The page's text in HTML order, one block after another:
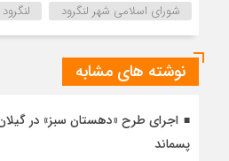
شورای اسلامی شهر لنگرود
لنگرود
نوشته های مشابه
اجرای طرح «دهستان سبز» در
پسماند